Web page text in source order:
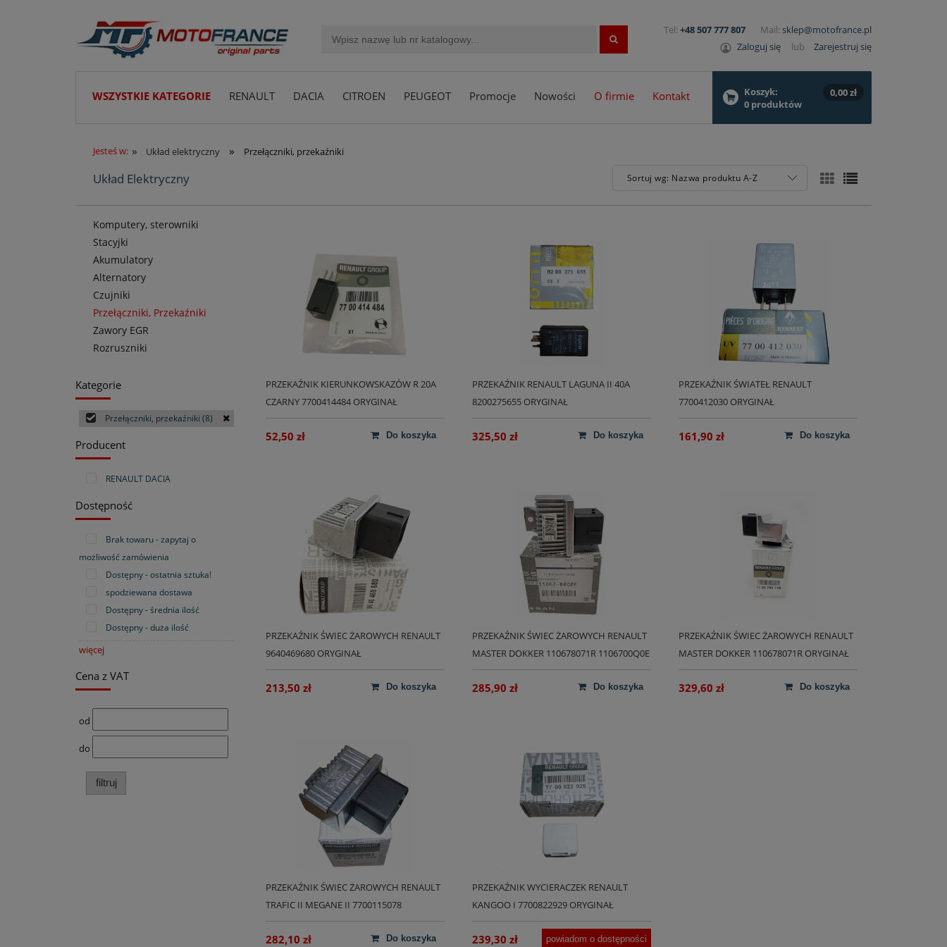
Tel: +48 507 777 807 Mail: sklep@motofrance.pl
Zaloguj się
lub Zarejestruj się
WSZYSTKIE KATEGORIE RENAULT DACIA CITROEN PEUGEOT Promocje Nowości O firmie Kontakt
Koszyk:
0 produktów
0,00 zł
Jesteś w: » Układ elektryczny » Przełączniki, przekaźniki
Układ Elektryczny
Komputery, sterowniki
Stacyjki
Akumulatory
Alternatory
Czujniki
Przełączniki, Przekaźniki
Zawory EGR
Rozruszniki
Kategorie
Przełączniki, przekaźniki (8)
Producent
RENAULT DACIA
Dostępność
Brak towaru - zapytaj o
możliwość zamówienia
Dostępny - ostatnia sztuka!
spodziewana dostawa
Dostępny - średnia ilość
Dostępny - duża ilość
więcej
Cena z VAT
od
do
filtruj
Sortuj wg: Nazwa produktu A-Z
PRZEKAŹNIK KIERUNKOWSKAZÓW R 20A
CZARNY 7700414484 ORYGINAŁ
52,50 zł do koszyka
PRZEKAŹNIK RENAULT LAGUNA II 40A
8200275655 ORYGINAŁ
325,50 zł do koszyka
PRZEKAŹNIK ŚWIATEŁ RENAULT
7700412030 ORYGINAŁ
161,90 zł do koszyka
PRZEKAŹNIK ŚWIEC ŻAROWYCH RENAULT
9640469680 ORYGINAŁ
213,50 zł do koszyka
PRZEKAŹNIK ŚWIEC ŻAROWYCH RENAULT
MASTER DOKKER 110678071R 1106700Q0E
ORYGINAŁ
285,90 zł do koszyka
PRZEKAŹNIK ŚWIEC ŻAROWYCH RENAULT
MASTER DOKKER 110678071R ORYGINAŁ
329,60 zł do koszyka
PRZEKAŹNIK ŚWIEC ŻAROWYCH RENAULT
TRAFIC II MEGANE II 7700115078
ORYGINAŁ
282,10 zł do koszyka
PRZEKAŹNIK WYCIERACZEK RENAULT
KANGOO I 7700822929 ORYGINAŁ
239,30 zł powiadom o dostępności